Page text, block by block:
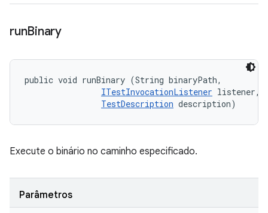
runBinary
public void runBinary (String binaryPath,
ITestInvocationListener listener,
TestDescription description)
Execute o binário no caminho especificado.
Parâmetros